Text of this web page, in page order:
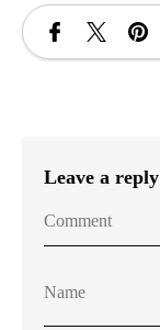
Leave a reply